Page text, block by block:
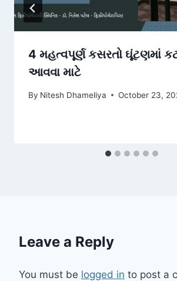
4 મહત્વપૂર્ણ કસરતો ઘૂંટણમાં
આવવા માટે
By Nitesh Dhameliya October 23,
Leave a Reply
You must be logged in to post a